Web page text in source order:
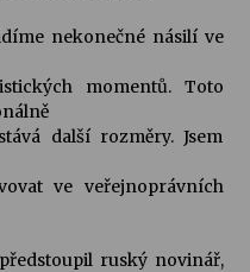
nekonečné násilí ve
momentů. Toto
další rozměry. Jsem
ve veřejnoprávních
ruský novinář,